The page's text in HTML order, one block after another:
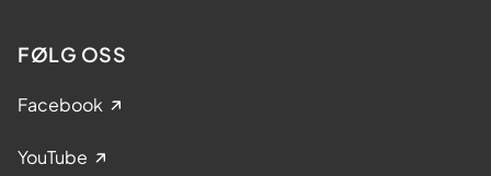
FØLG OSS
Facebook
YouTube